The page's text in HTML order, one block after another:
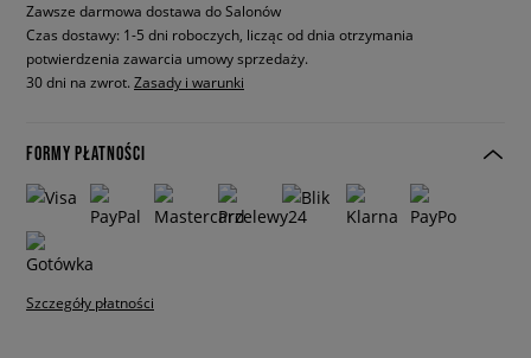
Zawsze darmowa dostawa do Salonów
Czas dostawy: 1-5 dni roboczych, licząc od dnia otrzymania
potwierdzenia zawarcia umowy sprzedaży.
30 dni na zwrot. Zasady i warunki
FORMY PŁATNOŚCI
Szczegóły płatności